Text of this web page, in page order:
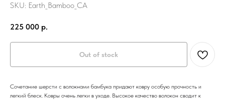
SKU: Earth_Bamboo_CA
225 000 р.
Out of stock
Сочетание шерсти с волокнами бамбука придают ковру особую прочность и
легкий блеск. Ковры очень легки в уходе. Высокое качество волокон сводит к